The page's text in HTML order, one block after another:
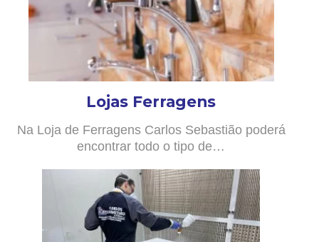
Lojas Ferragens
Na Loja de Ferragens Carlos Sebastião poderá
encontrar todo o tipo de…